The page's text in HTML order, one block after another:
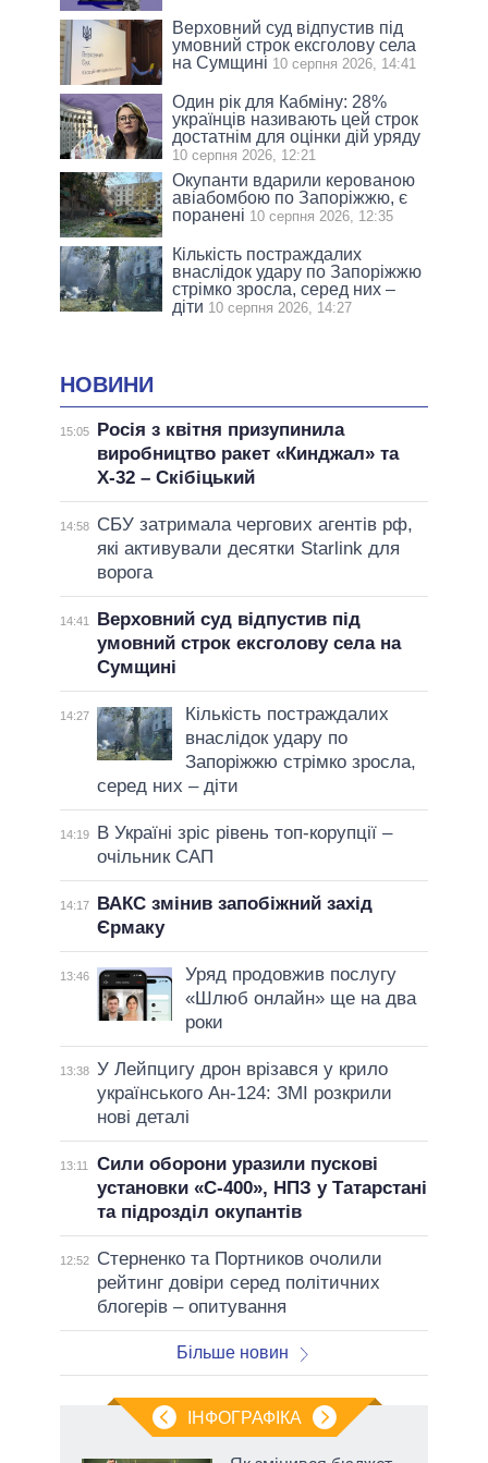
Верховний суд відпустив під
умовний строк ексголову села
на Сумщині 10 серпня 2026, 14:41
Один рік для Кабміну: 28%
українців називають цей строк
достатнім для оцінки дій уряду
10 серпня 2026, 12:21
Окупанти вдарили керованою
авіабомбою по Запоріжжю, є
поранені 10 серпня 2026, 12:35
Кількість постраждалих
внаслідок удару по Запоріжжю
стрімко зросла, серед них –
діти 10 серпня 2026, 14:27
НОВИНИ
15:05
Росія з квітня призупинила
виробництво ракет «Кинджал» та
Х-32 – Скібіцький
14:58
СБУ затримала чергових агентів рф,
які активували десятки Starlink для
ворога
14:41
Верховний суд відпустив під
умовний строк ексголову села на
Сумщині
14:27
Кількість постраждалих
внаслідок удару по
Запоріжжю стрімко зросла,
серед них – діти
14:19
В Україні зріс рівень топ-корупції –
очільник САП
14:17
ВАКС змінив запобіжний захід
Єрмаку
13:46
Уряд продовжив послугу
«Шлюб онлайн» ще на два
роки
13:38 У Лейпцигу дрон врізався у крило
українського Ан-124: ЗМІ розкрили
нові деталі
13:11
Сили оборони уразили пускові
установки «С-400», НПЗ у Татарстані
та підрозділ окупантів
12:52
Стерненко та Портников очолили
рейтинг довіри серед політичних
блогерів – опитування
Більше новин
ІНФОГРАФІКА